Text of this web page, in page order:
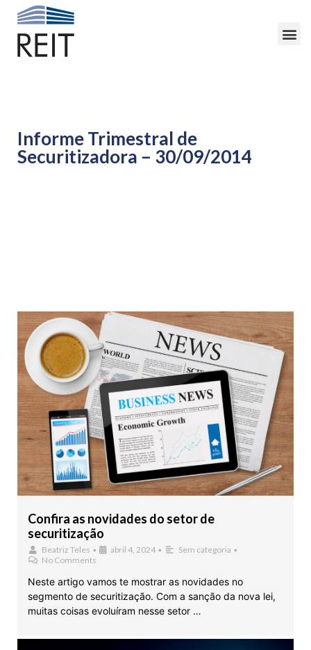
Informe Trimestral de
Securitizadora – 30/09/2014
Confira as novidades do setor de
securitização
Beatriz Teles • abril 4, 2024 • Sem categoria •
No Comments
Neste artigo vamos te mostrar as novidades no
segmento de securitização. Com a sanção da nova lei,
muitas coisas evoluíram nesse setor …